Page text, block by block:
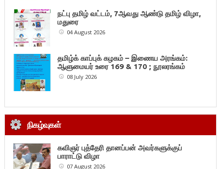
நட்பு தமிழ் வட்டம், 7ஆவது ஆண்டு தமிழ் விழா,
மதுரை
04 August 2026
தமிழ்க் காப்புக் கழகம் – இணைய அரங்கம்:
ஆளுமையர் உரை 169 & 170 ; நூலரங்கம்
08 July 2026
நிகழ்வுகள்
கவிஞர் புத்தேரி தானப்பன் அவர்களுக்குப்
பாராட்டு விழா
07 August 2026